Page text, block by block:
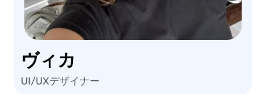
ヴィカ
UI/UXデザイナー